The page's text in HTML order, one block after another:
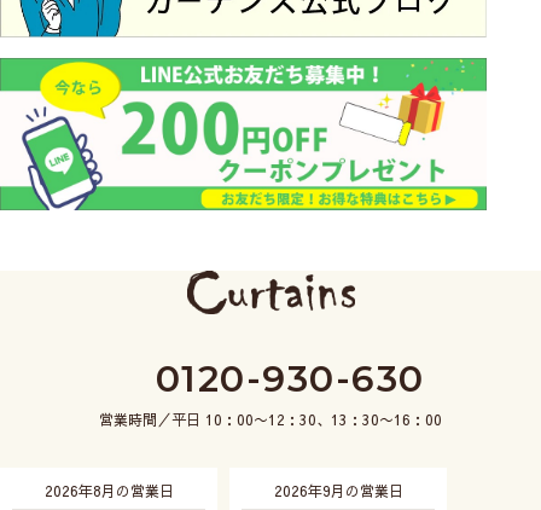
0120-930-630
営業時間／平日 10：00〜12：30、13：30〜16：00
2026年8月の営業日 2026年9月の営業日